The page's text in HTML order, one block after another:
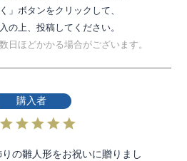
」ボタンをクリックして、
の上、投稿してください。
日ほどかかる場合がございます。
購入者
の雛人形をお祝いに贈りまし